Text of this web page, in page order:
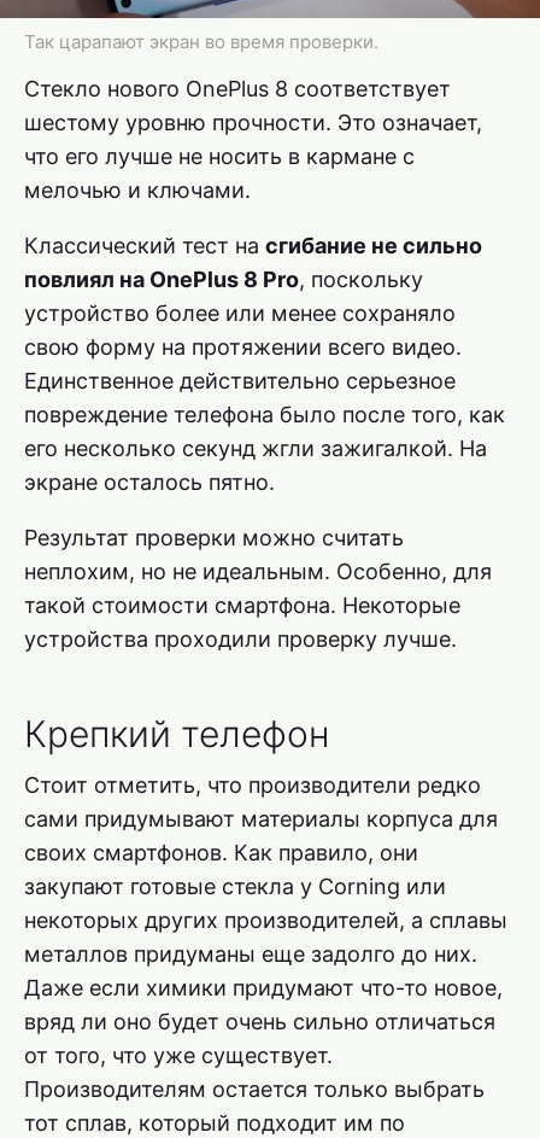
Так царапают экран во время проверки.
Стекло нового OnePlus 8 соответствует
шестому уровню прочности. Это означает,
что его лучше не носить в кармане с
мелочью и ключами.
Классический тест на сгибание не сильно
повлиял на OnePlus 8 Pro, поскольку
устройство более или менее сохраняло
свою форму на протяжении всего видео.
Единственное действительно серьезное
повреждение телефона было после того, как
его несколько секунд жгли зажигалкой. На
экране осталось пятно.
Результат проверки можно считать
неплохим, но не идеальным. Особенно, для
такой стоимости смартфона. Некоторые
устройства проходили проверку лучше.
Крепкий телефон
Стоит отметить, что производители редко
сами придумывают материалы корпуса для
своих смартфонов. Как правило, они
закупают готовые стекла у Corning или
некоторых других производителей, а сплавы
металлов придуманы еще задолго до них.
Даже если химики придумают что-то новое,
вряд ли оно будет очень сильно отличаться
от того, что уже существует.
Производителям остается только выбрать
тот сплав, который подходит им по